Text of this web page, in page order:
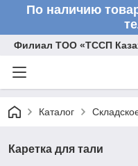
По наличию
Филиал ТОО «ТССП
Каталог
Каретка для тали